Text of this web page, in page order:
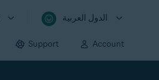
الدول العربية
Support Account